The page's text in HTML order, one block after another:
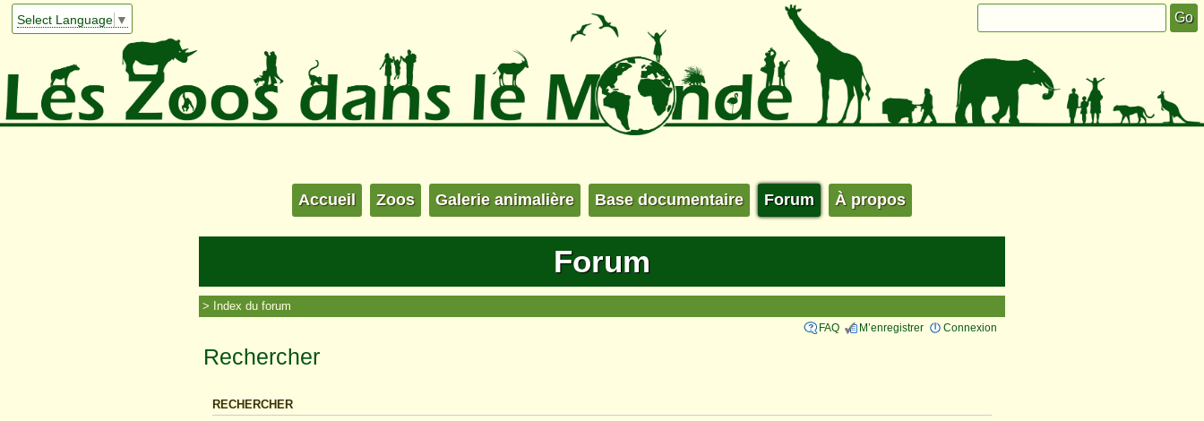
Select Language ▼
Accueil Zoos Galerie animalière Base documentaire Forum À propos
Forum
Index du forum
FAQ M’enregistrer Connexion
Rechercher
RECHERCHER